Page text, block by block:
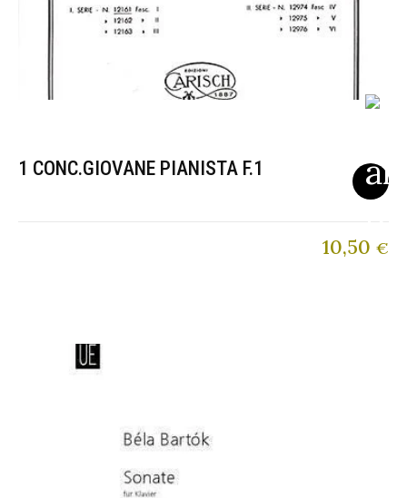
1 CONC.GIOVANE PIANISTA F.1
10,50 €